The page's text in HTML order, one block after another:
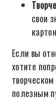
свои
Если вы
хотите
полезным